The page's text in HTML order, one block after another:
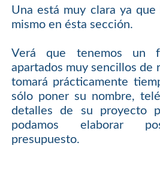
Una está muy clara ya
mismo en ésta sección.
Verá que tenemos un
apartados muy sencillos de
tomará prácticamente
sólo poner su nombre,
detalles de su proyecto
podamos elaborar
presupuesto.